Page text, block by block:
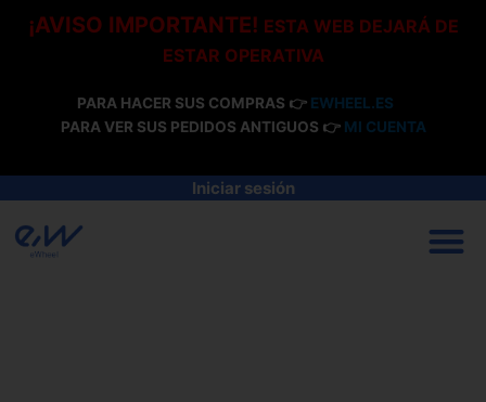
¡AVISO IMPORTANTE! ESTA WEB DEJARÁ DE
ESTAR OPERATIVA
PARA HACER SUS COMPRAS 👉 EWHEEL.ES
PARA VER SUS PEDIDOS ANTIGUOS 👉 MI CUENTA
Iniciar sesión